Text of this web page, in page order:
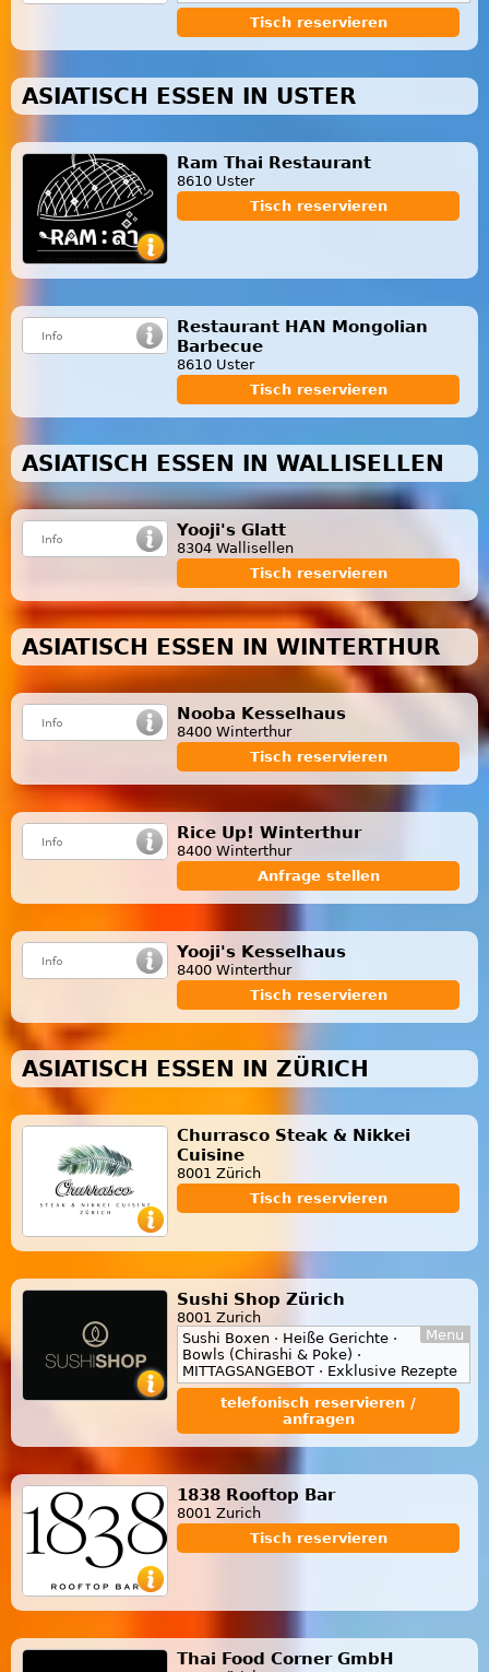
Tisch reservieren
ASIATISCH ESSEN IN USTER
Ram Thai Restaurant
8610 Uster
Tisch reservieren
Restaurant HAN Mongolian
Barbecue
8610 Uster
Tisch reservieren
ASIATISCH ESSEN IN WALLISELLEN
Yooji's Glatt
8304 Wallisellen
Tisch reservieren
ASIATISCH ESSEN IN WINTERTHUR
Nooba Kesselhaus
8400 Winterthur
Tisch reservieren
Rice Up! Winterthur
8400 Winterthur
Anfrage stellen
Yooji's Kesselhaus
8400 Winterthur
Tisch reservieren
ASIATISCH ESSEN IN ZÜRICH
Churrasco Steak & Nikkei
Cuisine
8001 Zürich
Tisch reservieren
Sushi Shop Zürich
8001 Zurich
Menu
Sushi Boxen · Heiße Gerichte ·
Bowls (Chirashi & Poke) ·
MITTAGSANGEBOT · Exklusive Rezepte
telefonisch reservieren /
anfragen
1838 Rooftop Bar
8001 Zurich
Tisch reservieren
Thai Food Corner GmbH